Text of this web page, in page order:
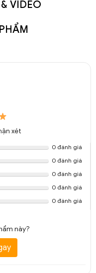
VIDEO
xét
0 đánh giá
0 đánh giá
0 đánh giá
0 đánh giá
0 đánh giá
này?